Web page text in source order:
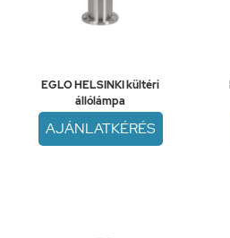
EGLO HELSINKI kültéri
állólámpa
AJÁNLATKÉRÉS